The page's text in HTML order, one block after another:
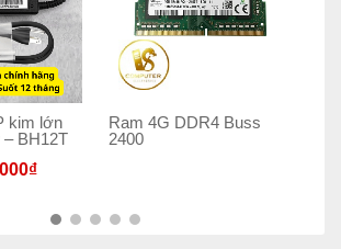
kim lớn
– BH12T
₫
Ram 4G DDR4 Buss
2400